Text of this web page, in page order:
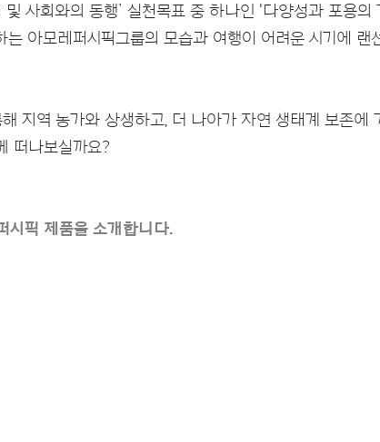
및 사회와의 동행’ 실천목표 중 하나인 '다양성과 포용
아모레퍼시픽그룹의 모습과 여행이 어려운 시기에 랜
지역 농가와 상생하고, 더 나아가 자연 생태계 보존에
떠나보실까요?
시픽 제품을 소개합니다.